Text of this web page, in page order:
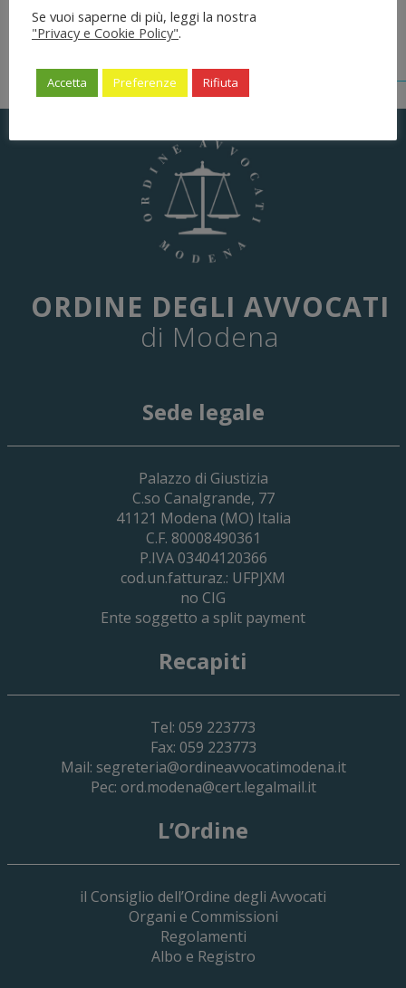
29 Giugno 2026
Cassa Forense – Elezioni Dei Delegati
2030
ORDINE DEGLI AVVOCATI
di Modena
Sede legale
Palazzo di Giustizia
C.so Canalgrande, 77
41121 Modena (MO) Italia
C.F. 80008490361
P.IVA 03404120366
cod.un.fatturaz.: UFPJXM
no CIG
Ente soggetto a split payment
Recapiti
Tel: 059 223773
Fax: 059 223773
Mail: segreteria@ordineavvocatimodena.it
Pec: ord.modena@cert.legalmail.it
L’Ordine
il Consiglio dell’Ordine degli Avvocati
Organi e Commissioni
Regolamenti
Albo e Registro
Se vuoi saperne di più, leggi la nostra
"Privacy e Cookie Policy".
Accetta Preferenze Rifiuta